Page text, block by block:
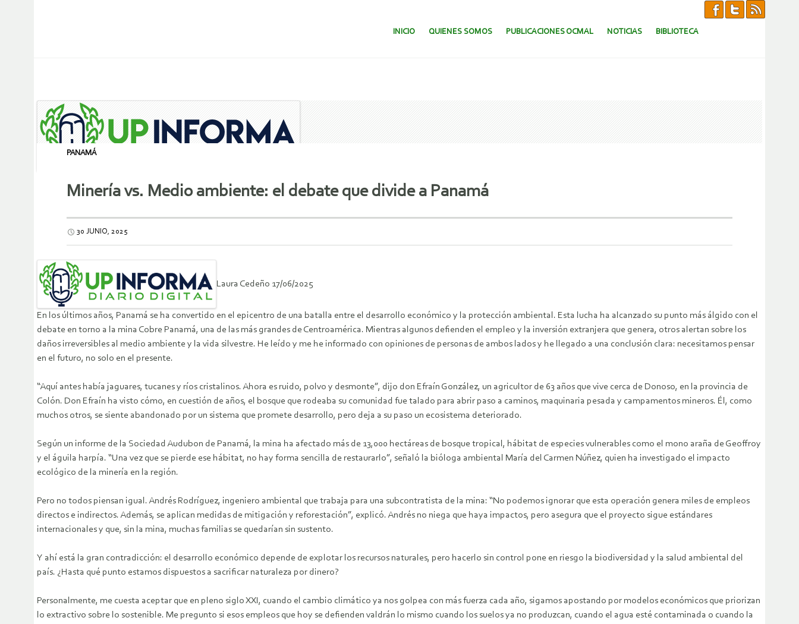
SALTAR AL CONTENIDO.
INICIO QUIENES SOMOS PUBLICACIONES OCMAL NOTICIAS BIBLIOTECA
PANAMÁ
Minería vs. Medio ambiente: el debate que divide a Panamá
30 JUNIO, 2025
Laura Cedeño 17/06/2025
En los últimos años, Panamá se ha convertido en el epicentro de una batalla entre el desarrollo económico y la protección ambiental. Esta lucha ha alcanzado su punto más álgido con el
debate en torno a la mina Cobre Panamá, una de las más grandes de Centroamérica. Mientras algunos defienden el empleo y la inversión extranjera que genera, otros alertan sobre los
daños irreversibles al medio ambiente y la vida silvestre. He leído y me he informado con opiniones de personas de ambos lados y he llegado a una conclusión clara: necesitamos pensar
en el futuro, no solo en el presente.
“Aquí antes había jaguares, tucanes y ríos cristalinos. Ahora es ruido, polvo y desmonte”, dijo don Efraín González, un agricultor de 63 años que vive cerca de Donoso, en la provincia de
Colón. Don Efraín ha visto cómo, en cuestión de años, el bosque que rodeaba su comunidad fue talado para abrir paso a caminos, maquinaria pesada y campamentos mineros. Él, como
muchos otros, se siente abandonado por un sistema que promete desarrollo, pero deja a su paso un ecosistema deteriorado.
Según un informe de la Sociedad Audubon de Panamá, la mina ha afectado más de 13,000 hectáreas de bosque tropical, hábitat de especies vulnerables como el mono araña de Geoffroy
y el águila harpía. “Una vez que se pierde ese hábitat, no hay forma sencilla de restaurarlo”, señaló la bióloga ambiental María del Carmen Núñez, quien ha investigado el impacto
ecológico de la minería en la región.
Pero no todos piensan igual. Andrés Rodríguez, ingeniero ambiental que trabaja para una subcontratista de la mina: “No podemos ignorar que esta operación genera miles de empleos
directos e indirectos. Además, se aplican medidas de mitigación y reforestación”, explicó. Andrés no niega que haya impactos, pero asegura que el proyecto sigue estándares
internacionales y que, sin la mina, muchas familias se quedarían sin sustento.
Y ahí está la gran contradicción: el desarrollo económico depende de explotar los recursos naturales, pero hacerlo sin control pone en riesgo la biodiversidad y la salud ambiental del
país. ¿Hasta qué punto estamos dispuestos a sacrificar naturaleza por dinero?
Personalmente, me cuesta aceptar que en pleno siglo XXI, cuando el cambio climático ya nos golpea con más fuerza cada año, sigamos apostando por modelos económicos que priorizan
lo extractivo sobre lo sostenible. Me pregunto si esos empleos que hoy se defienden valdrán lo mismo cuando los suelos ya no produzcan, cuando el agua esté contaminada o cuando la